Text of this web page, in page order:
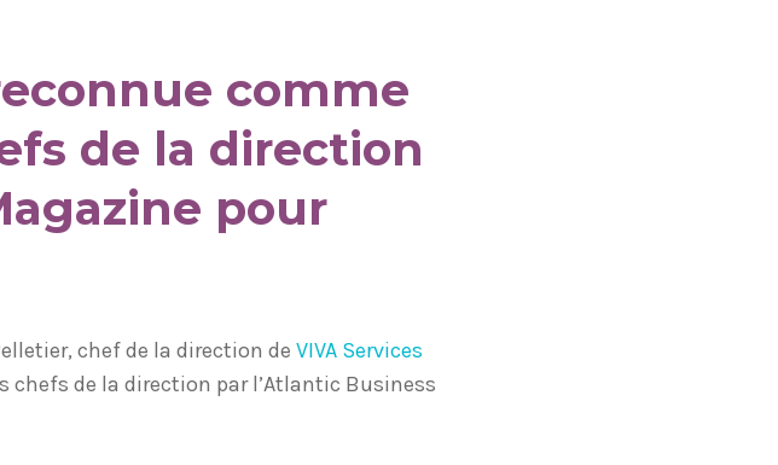
comme
de la direction
pour
chef de la direction de VIVA Services
chefs de la direction par l’Atlantic Business